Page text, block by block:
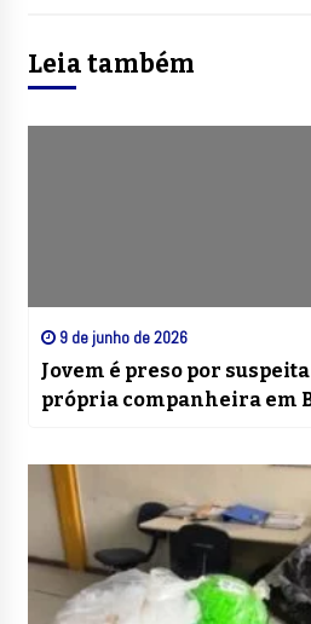
Leia também
9 de junho de 2026
Jovem é preso por
própria companheira em